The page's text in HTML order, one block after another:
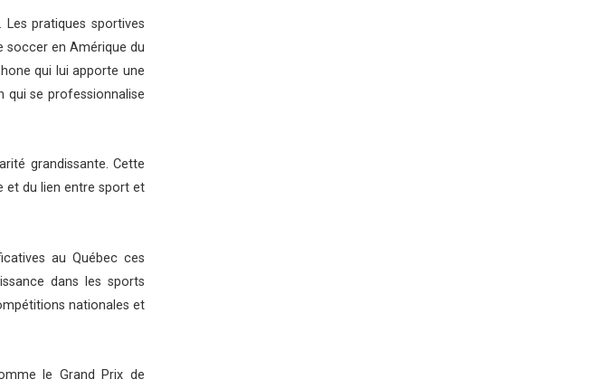
pratiques sportives
soccer en Amérique du
qui lui apporte une
qui se professionnalise
grandissante. Cette
et du lien entre sport et
au Québec ces
dans les sports
nationales et
le Grand Prix de